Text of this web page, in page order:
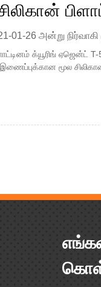
01-26 அன்று
க்யூரிங்
இணைப்புக்கான மூல